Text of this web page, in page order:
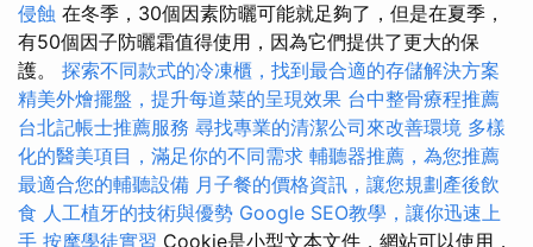
侵蝕 在冬季，30個因素防曬可能就足夠了，但是在夏季，
有50個因子防曬霜值得使用，因為它們提供了更大的保
護。 探索不同款式的冷凍櫃，找到最合適的存儲解決方案
精美外燴擺盤，提升每道菜的呈現效果 台中整骨療程推薦
台北記帳士推薦服務 尋找專業的清潔公司來改善環境 多樣
化的醫美項目，滿足你的不同需求 輔聽器推薦，為您推薦
最適合您的輔聽設備 月子餐的價格資訊，讓您規劃產後飲
食 人工植牙的技術與優勢 Google SEO教學，讓你迅速上
手 按摩學徒實習 Cookie是小型文本文件，網站可以使用，